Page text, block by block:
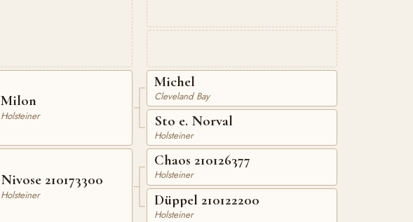
Milon
Holsteiner
Nivose 210173300
Holsteiner
Michel
Cleveland Bay
Sto e. Norval
Holsteiner
Chaos 210126377
Holsteiner
Düppel 210122200
Holsteiner